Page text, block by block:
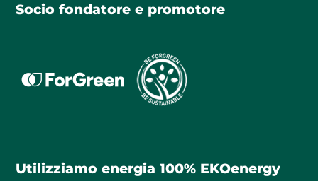
Socio fondatore e promotore
Utilizziamo energia 100% EKOenergy